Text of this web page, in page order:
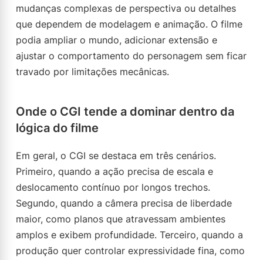
mudanças complexas de perspectiva ou detalhes
que dependem de modelagem e animação. O filme
podia ampliar o mundo, adicionar extensão e
ajustar o comportamento do personagem sem ficar
travado por limitações mecânicas.
Onde o CGI tende a dominar dentro da
lógica do filme
Em geral, o CGI se destaca em três cenários.
Primeiro, quando a ação precisa de escala e
deslocamento contínuo por longos trechos.
Segundo, quando a câmera precisa de liberdade
maior, como planos que atravessam ambientes
amplos e exibem profundidade. Terceiro, quando a
produção quer controlar expressividade fina, como